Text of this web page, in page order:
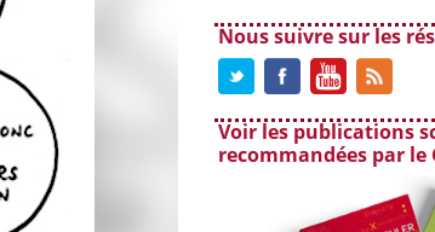
Nous suivre sur les
Voir les publications
recommandées par le